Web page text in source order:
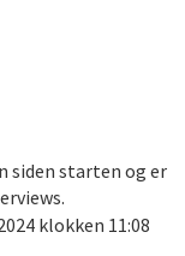
siden starten og er
klokken 11:08